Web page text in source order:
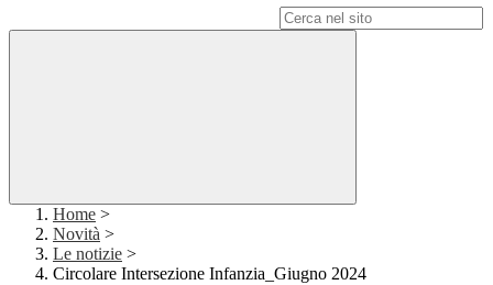
Home >
Novità >
Le notizie >
Circolare Intersezione Infanzia_Giugno 2024